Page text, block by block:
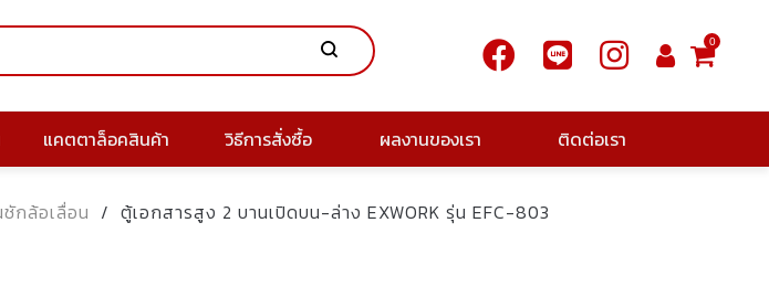
0
แคตตาล็อคสินค้า วิธีการสั่งซื้อ ผลงานของเรา ติดต่อเรา
กล้อเลื่อน / ตู้เอกสารสูง 2 บานเปิดบน-ล่าง EXWORK รุ่น EFC-803